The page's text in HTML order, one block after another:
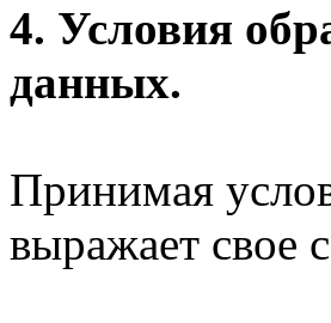
4. Условия
данных.
Принимая
выражает свое